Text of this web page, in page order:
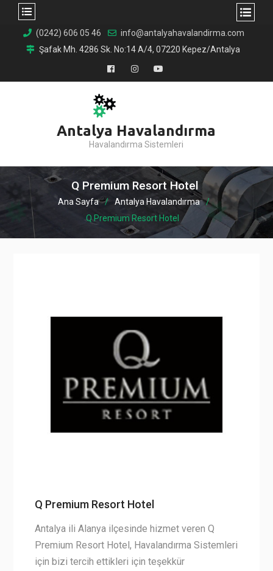
(0242) 606 05 46
info@antalyahavalandirma.com
Şafak Mh. 4286 Sk. No:14 A/4, 07220 Kepez/Antalya
FacebookInstagramYouTube
Antalya Havalandırma
Havalandırma Sistemleri
Q Premium Resort Hotel
Ana Sayfa
Antalya Havalandırma
Q Premium Resort Hotel
Q Premium Resort Hotel
Antalya ili Alanya ilçesinde hizmet veren Q
Premium Resort Hotel, Havalandırma Sistemleri
için bizi tercih ettikleri için teşekkür